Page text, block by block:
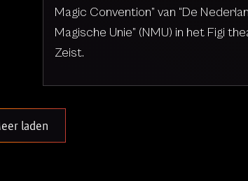
Magic Convention” van “De
Magische Unie” (NMU) in het Figi
Zeist.
laden